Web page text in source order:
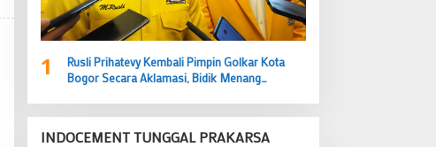
1
Rusli Prihatevy Kembali Pimpin Golkar Kota
Bogor Secara Aklamasi, Bidik Menang
INDOCEMENT TUNGGAL PRAKARSA